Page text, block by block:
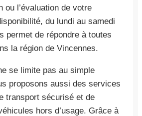
ou l’évaluation de votre
du lundi au samedi
permet de répondre à toutes
la région de Vincennes.
se limite pas au simple
proposons aussi des services
transport sécurisé et de
hors d’usage. Grâce à